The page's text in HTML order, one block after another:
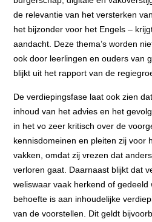
de relevantie van het versterken
het bijzonder voor het Engels –
aandacht. Deze thema’s worden
ook door leerlingen en ouders van
blijkt uit het rapport van de
De verdiepingsfase laat ook zien
inhoud van het advies en het
in het vo zeer kritisch over de
kennisdomeinen en pleiten zij voor
vakken, omdat zij vrezen dat
verloren gaat. Daarnaast blijkt dat
weliswaar vaak herkend of
behoefte is aan inhoudelijke
van de voorstellen. Dit geldt